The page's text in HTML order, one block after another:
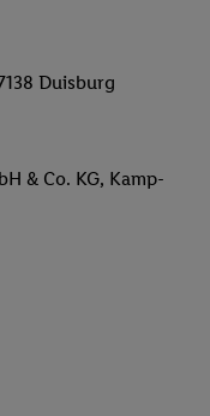
Duisburg
& Co. KG, Kamp-